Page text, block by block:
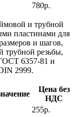
780р.
и трубной
пластинами для
и шагов,
трубной резьбы,
6357-81 и
2999.
Цена без
НДС
255р.